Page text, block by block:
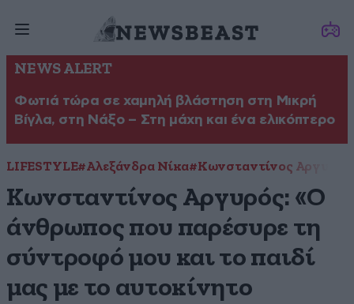
NEWS ALERT
Φωτιά τώρα σε χαμηλή βλάστηση στη Μικρή
Βίγλα, στη Νάξο – Στη μάχη και ένα ελικόπτερο
LIFESTYLE#Αλεξάνδρα Νίκα#Κωνσταντίνος Αργυρός
Κωνσταντίνος Αργυρός: «Ο
άνθρωπος που παρέσυρε τη
σύντροφό μου και το παιδί
μας με το αυτοκίνητο